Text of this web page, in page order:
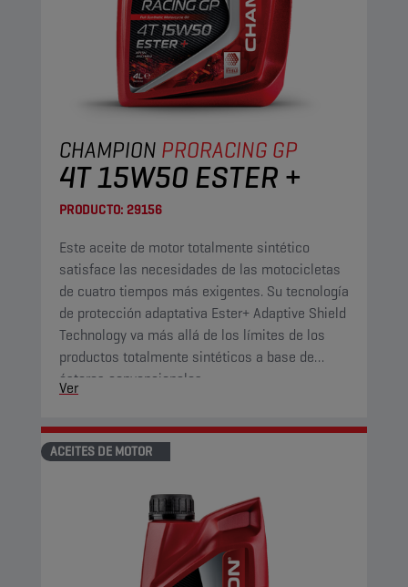
CHAMPION PRORACING GP
4T 15W50 ESTER +
PRODUCTO: 29156
Este aceite de motor totalmente sintético
satisface las necesidades de las motocicletas
de cuatro tiempos más exigentes. Su tecnología
de protección adaptativa Ester+ Adaptive Shield
Technology va más allá de los límites de los
productos totalmente sintéticos a base de
ésteres convencionales.
Ver
ACEITES DE MOTOR